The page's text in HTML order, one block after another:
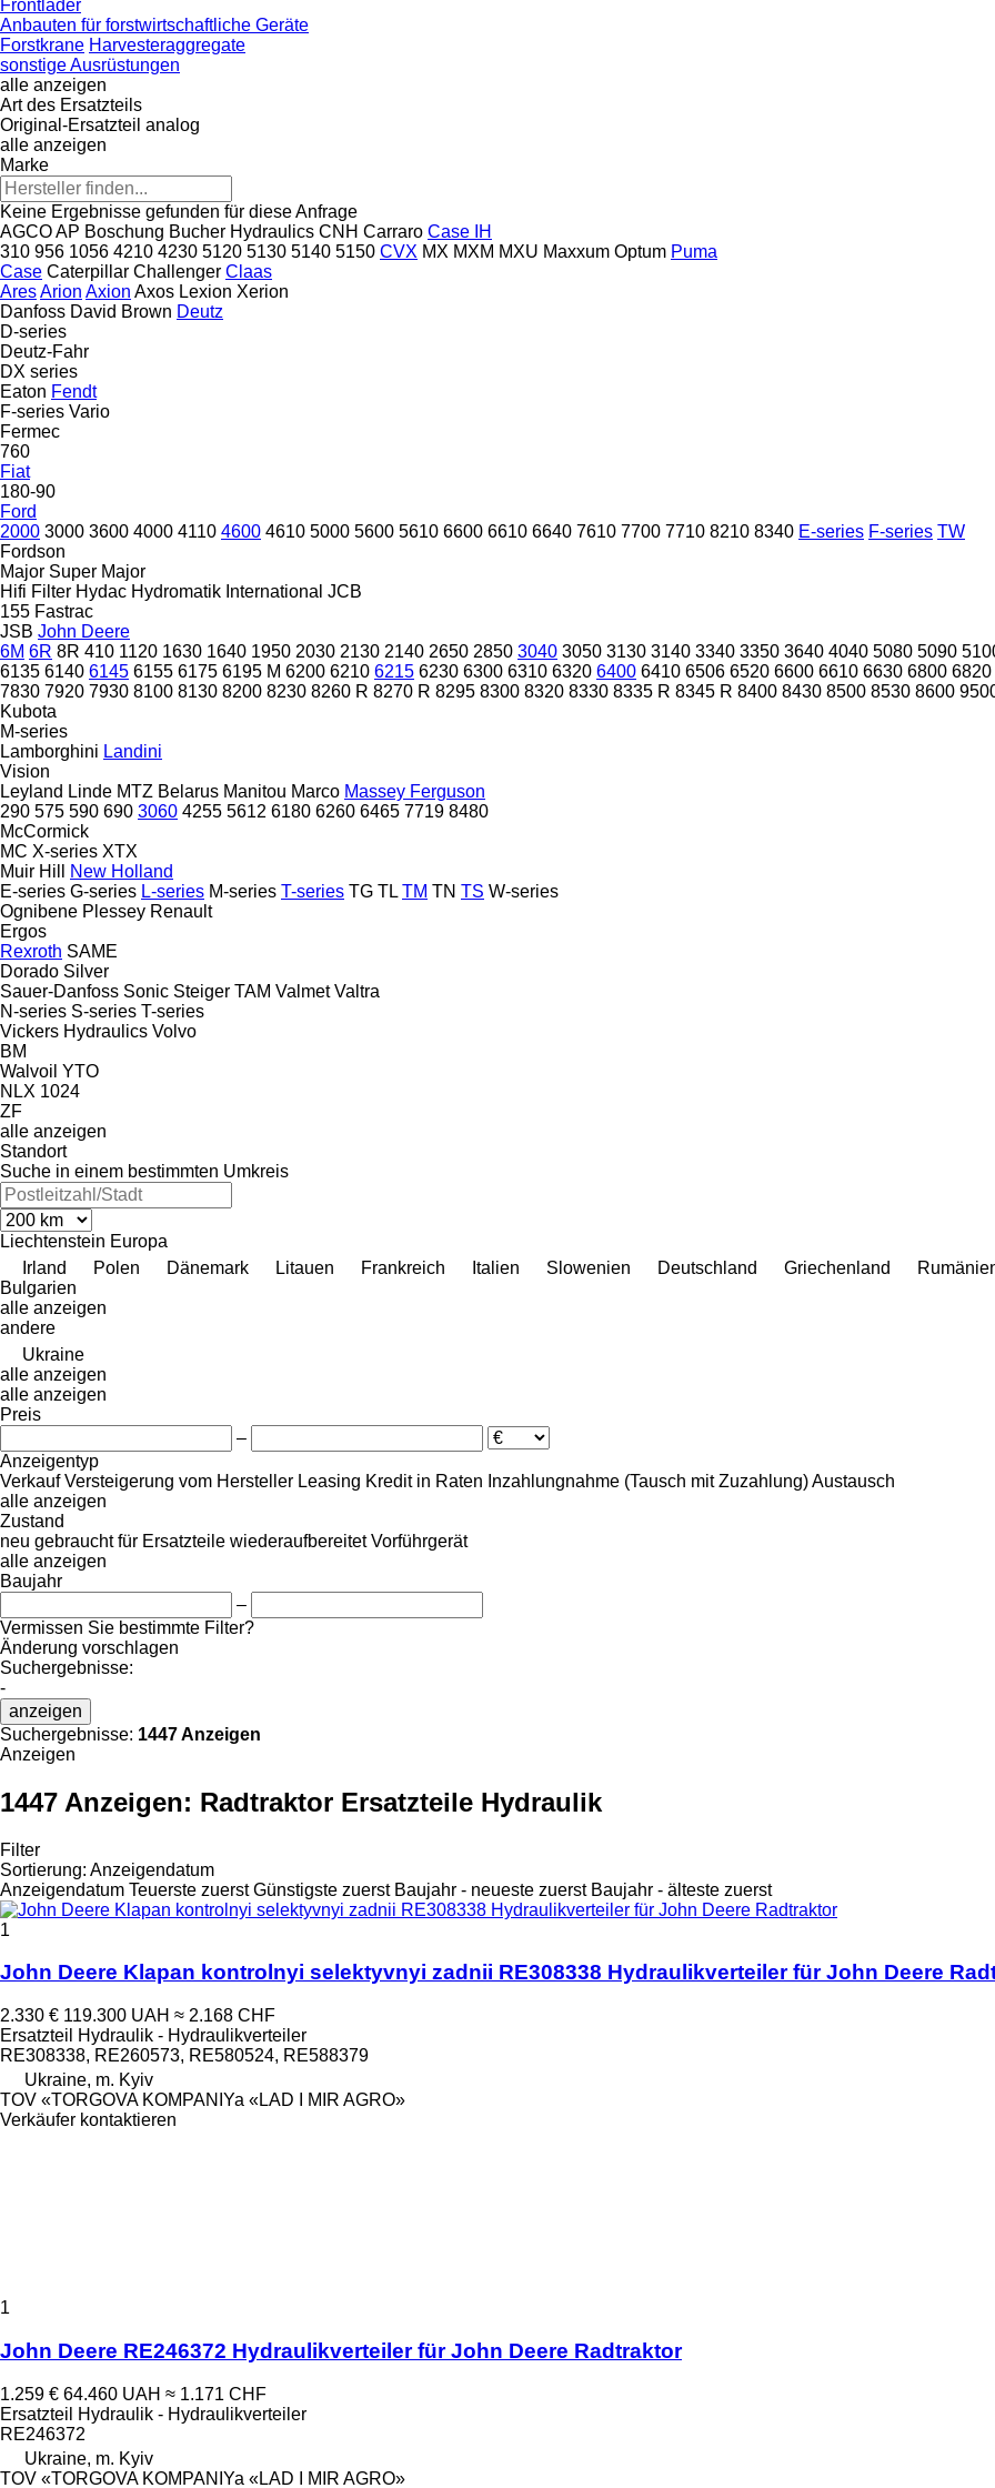
Frontlader
Anbauten für forstwirtschaftliche Geräte
Forstkrane Harvesteraggregate
sonstige Ausrüstungen
alle anzeigen
Art des Ersatzteils
Original-Ersatzteil analog
alle anzeigen
Marke
Keine Ergebnisse gefunden für diese Anfrage
AGCOAP Boschung Bucher Hydraulics CNH Carraro Case IH
310 956 1056 4210 4230 5120 5130 5140 5150 CVX MX MXM MXU Maxxum Optum Puma
Case Caterpillar Challenger Claas
AresArion Axion Axos Lexion Xerion
Danfoss David Brown Deutz
D-series
Deutz-Fahr
DX series
Eaton Fendt
F-series Vario
Fermec
760
Fiat
180-90
Ford
2000 3000 3600 4000 4110 4600 4610 5000 5600 5610 6600 6610 6640 7610 7700 7710 8210 8340 E-series F-series TW
Fordson
Major Super Major
Hifi Filter Hydac Hydromatik International JCB
155 Fastrac
JSB John Deere
6M 6R 8R 410 1120 1630 1640 1950 2030 2130 2140 2650 2850 3040 3050 3130 3140 3340 3350 3640 4040 5080 5090
6135 6140 6145 6155 6175 6195 M 6200 6210 6215 6230 6300 6310 6320 6400 6410 6506 6520 6600 6610 6630 6800 6820
7830 7920 7930 8100 8130 8200 8230 8260 R 8270 R 8295 8300 8320 8330 8335 R 8345 R 8400 8430 8500 8530 8600
Kubota
M-series
Lamborghini Landini
Vision
Leyland Linde MTZ Belarus Manitou Marco Massey Ferguson
290 575 590 690 3060 4255 5612 6180 6260 6465 7719 8480
McCormick
MC X-series XTX
Muir Hill
New Holland
E-series G-series L-series M-series T-series TG TL TM TN TS W-series
Ognibene Plessey Renault
Ergos
Rexroth SAME
Dorado Silver
Sauer-Danfoss Sonic Steiger TAM Valmet Valtra
N-series S-series T-series
Vickers Hydraulics Volvo
BM
Walvoil YTO
NLX 1024
ZF
alle anzeigen
Standort
Suche in einem bestimmten Umkreis
Liechtenstein Europa
Irland
Polen Dänemark Litauen Frankreich Italien Slowenien Deutschland Griechenland
Bulgarien
alle anzeigen
andere
Ukraine
alle anzeigen
alle anzeigen
Preis
–
Anzeigentyp
Verkauf Versteigerung vom Hersteller Leasing Kredit in Raten Inzahlungnahme (Tausch mit Zuzahlung)Austausch
alle anzeigen
Zustand
neu gebraucht für Ersatzteile wiederaufbereitet Vorführgerät
alle anzeigen
Baujahr
–
Vermissen Sie bestimmte Filter?
Änderung vorschlagen
Suchergebnisse:
-
anzeigen
Suchergebnisse: 1447 Anzeigen
Anzeigen
1447 Anzeigen: Radtraktor Ersatzteile Hydraulik
Filter
Sortierung: Anzeigendatum
Anzeigendatum Teuerste zuerst Günstigste zuerst Baujahr - neueste zuerst Baujahr - älteste zuerst
1
John Deere Klapan kontrolnyi selektyvnyi zadnii RE308338 Hydraulikverteiler für John Deere
2.330 € 119.300 UAH ≈ 2.168 CHF
Ersatzteil Hydraulik - Hydraulikverteiler
RE308338, RE260573, RE580524, RE588379
Ukraine, m. Kyiv
TOV «TORGOVA KOMPANIYa «LAD I MIR AGRO»
Verkäufer kontaktieren
1
John Deere RE246372 Hydraulikverteiler für John Deere Radtraktor
1.259 € 64.460 UAH ≈ 1.171 CHF
Ersatzteil Hydraulik - Hydraulikverteiler
RE246372
Ukraine, m. Kyiv
TOV «TORGOVA KOMPANIYa «LAD I MIR AGRO»